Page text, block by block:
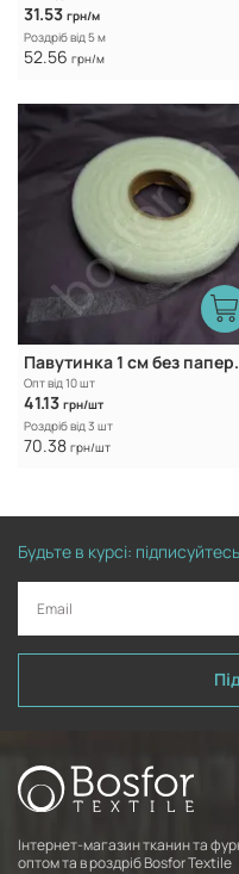
31.53 грн/м
Роздріб від 5 м
52.56 грн/м
Опт від 10 шт
41.13 грн/шт
Роздріб від 3 шт
70.38 грн/шт
Будьте в курсі:
Інтернет-магазин тканин та
оптом та в роздріб Bosfor Textile